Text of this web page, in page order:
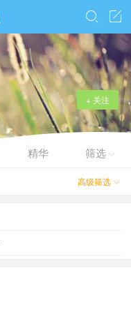


+ 关注
精华 筛选 
高级筛选 